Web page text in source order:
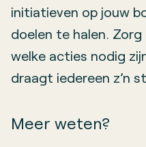
initiatieven op jouw
doelen te halen.
welke acties nodig
draagt iedereen z’n
Meer weten?